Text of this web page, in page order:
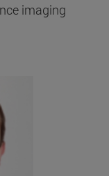
imaging